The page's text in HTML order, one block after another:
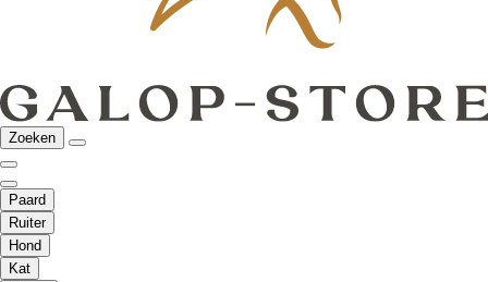
Zoeken
Paard
Ruiter
Hond
Kat